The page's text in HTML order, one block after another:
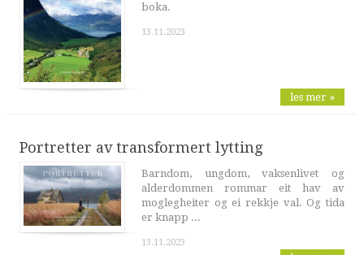
boka.
13.11.2023
les mer »
Portretter av transformert lytting
Barndom, ungdom, vaksenlivet og
alderdommen rommar eit hav av
moglegheiter og ei rekkje val. Og tida
er knapp ...
13.11.2023